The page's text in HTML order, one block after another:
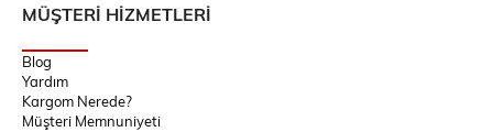
MÜŞTERİ HİZMETLERİ
Blog
Yardım
Kargom Nerede?
Müşteri Memnuniyeti